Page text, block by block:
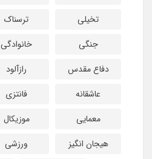
تخیلی
ترسناک
جنگی
خانوادگی
دفاع مقدس
رازآلود
عاشقانه
فانتزی
معمایی
موزیکال
هیجان انگیز
ورزشی